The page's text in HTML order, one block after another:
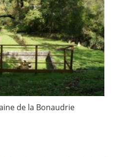
de la Bonaudrie